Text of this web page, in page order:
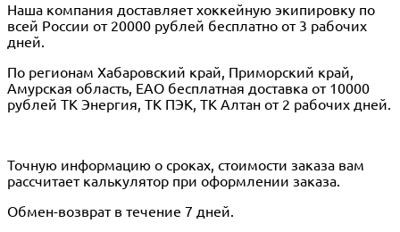
Наша компания доставляет хоккейную экипировку по
всей России от 20000 рублей бесплатно от 3 рабочих
дней.
По регионам Хабаровский край, Приморский край,
Амурская область, ЕАО бесплатная доставка от 10000
рублей ТК Энергия, ТК ПЭК, ТК Алтан от 2 рабочих дней.
Точную информацию о сроках, стоимости заказа вам
рассчитает калькулятор при оформлении заказа.
Обмен-возврат в течение 7 дней.